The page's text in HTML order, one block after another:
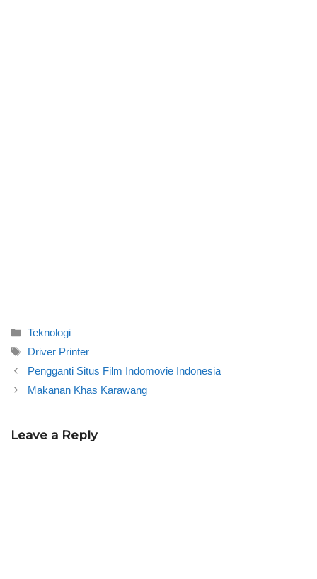
Categories
Teknologi
Tags
Driver Printer
Pengganti Situs Film Indomovie Indonesia
Makanan Khas Karawang
Leave a Reply